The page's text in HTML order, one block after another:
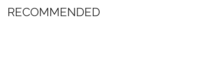
RECOMMENDED